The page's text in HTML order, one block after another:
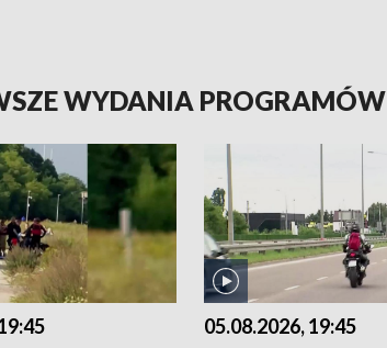
WYDANIA PROGRAMÓW
05.08.2026, 19:45